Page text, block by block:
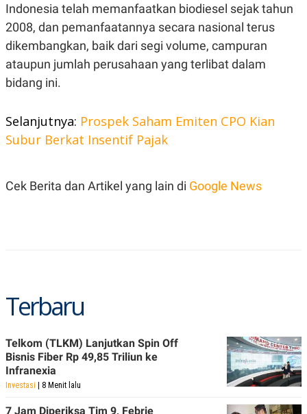
E
P
A
P
E
A
D
V
E
R
T
I
N
K
D
SITEMAP
PEDOMAN
PEMBERITAAN
SIBER
PRIVACY
POLICY
Indonesia telah memanfaatkan biodiesel sejak tahun
2008, dan pemanfaatannya secara nasional terus
dikembangkan, baik dari segi volume, campuran
ataupun jumlah perusahaan yang terlibat dalam
bidang ini.
Selanjutnya: Prospek Saham Emiten CPO Kian
Subur Berkat Insentif Pajak
Cek Berita dan Artikel yang lain di Google News
Terbaru
Telkom (TLKM) Lanjutkan Spin Off
Bisnis Fiber Rp 49,85 Triliun ke
Infranexia
Investasi | 8 Menit lalu
7 Jam Diperiksa Tim 9, Febrie